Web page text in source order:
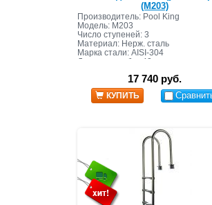
(M203)
Производитель: Pool King
Модель: M203
Число ступеней: 3
Материал: Нерж. сталь
Марка стали: AISI-304
Диаметр трубы: 42 мм
17 740 руб.
КУПИТЬ